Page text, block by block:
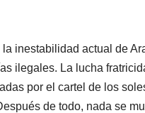
inestabilidad actual de
ilegales. La lucha
por el cartel de los
de todo, nada se